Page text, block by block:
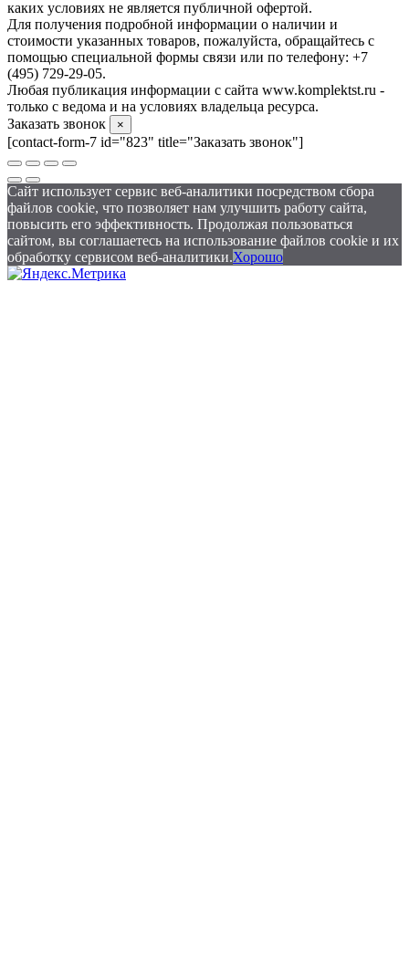
каких условиях не является публичной офертой.
Для получения подробной информации о наличии и
стоимости указанных товаров, пожалуйста, обращайтесь с
помощью специальной формы связи или по телефону: +7
(495) 729-29-05.
Любая публикация информации с сайта www.komplektst.ru -
только с ведома и на условиях владельца ресурса.
Заказать звонок
×
[contact-form-7 id="823" title="Заказать звонок"]
Сайт использует сервис веб-аналитики посредством сбора
файлов cookie, что позволяет нам улучшить работу сайта,
повысить его эффективность. Продолжая пользоваться
сайтом, вы соглашаетесь на использование файлов cookie и их
обработку сервисом веб-аналитики.Хорошо